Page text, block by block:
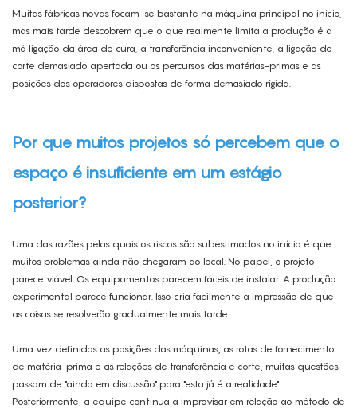
Muitas fábricas novas focam-se bastante na máquina principal no início,
mas mais tarde descobrem que o que realmente limita a produção é a
má ligação da área de cura, a transferência inconveniente, a ligação de
corte demasiado apertada ou os percursos das matérias-primas e as
posições dos operadores dispostas de forma demasiado rígida.
Por que muitos projetos só percebem que o
espaço é insuficiente em um estágio
posterior?
Uma das razões pelas quais os riscos são subestimados no início é que
muitos problemas ainda não chegaram ao local. No papel, o projeto
parece viável. Os equipamentos parecem fáceis de instalar. A produção
experimental parece funcionar. Isso cria facilmente a impressão de que
as coisas se resolverão gradualmente mais tarde.
Uma vez definidas as posições das máquinas, as rotas de fornecimento
de matéria-prima e as relações de transferência e corte, muitas questões
passam de "ainda em discussão" para "esta já é a realidade".
Posteriormente, a equipe continua a improvisar em relação ao método de